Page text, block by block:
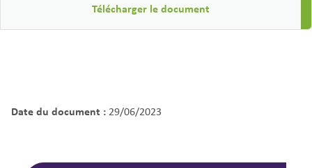
Télécharger le document
Date du document : 29/06/2023